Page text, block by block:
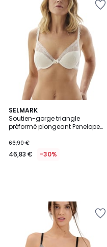
SELMARK
Soutien-gorge triangle
préformé plongeant Penelope
66,90 €
46,83 € -30%